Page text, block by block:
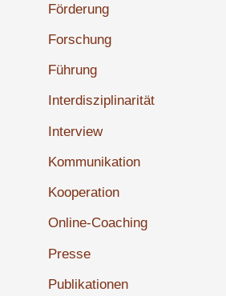
Förderung
Forschung
Führung
Interdisziplinarität
Interview
Kommunikation
Kooperation
Online-Coaching
Presse
Publikationen